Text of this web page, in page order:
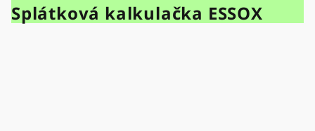
Splátková kalkulačka ESSOX